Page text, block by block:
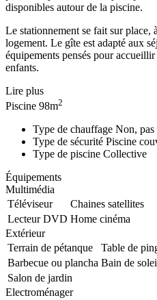
disponibles autour de la piscine.
Le stationnement se fait sur place,
logement. Le gîte est adapté aux
équipements pensés pour
enfants.
Lire plus
Piscine 98m2
Type de chauffage Non, pas
Type de sécurité Piscine
Type de piscine Collective
Équipements
Multimédia
Téléviseur
Chaines satellites
Lecteur DVD Home cinéma
Extérieur
Terrain de pétanque
Table de
Barbecue ou plancha Bain de
Salon de jardin
Electroménager